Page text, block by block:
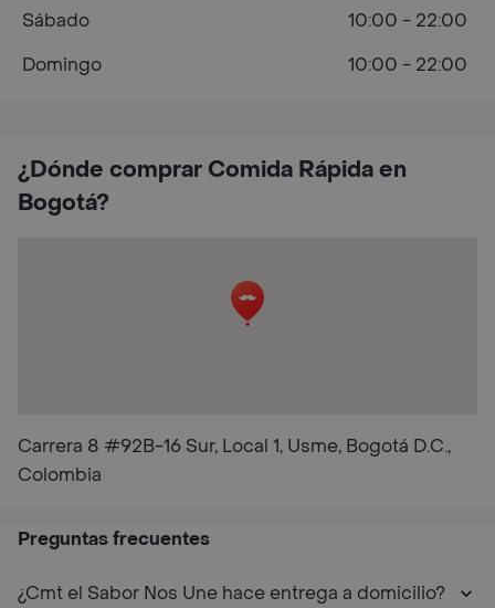
¿Dónde comprar Comida Rápida en
Bogotá?
Carrera 8 #92B-16 Sur, Local 1, Usme, Bogotá D.C.,
Colombia
Sábado
10:00 - 22:00
Domingo
10:00 - 22:00
Preguntas frecuentes
¿Cmt el Sabor Nos Une hace entrega a domicilio?